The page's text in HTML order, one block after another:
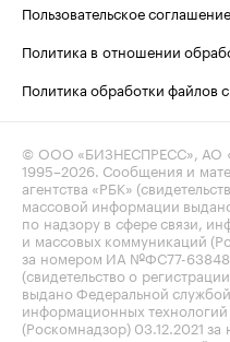
Пользовательское соглашение
Политика в отношении
Политика обработки файлов
© ООО «БИЗНЕСПРЕСС», АО
1995–2026. Сообщения и
агентства «РБК»
массовой информации
по надзору в сфере связи,
и массовых коммуникаций
за номером ИА №ФС77-63848)
(свидетельство о
выдано Федеральной
информационных
(Роскомнадзор) 03.12.2021